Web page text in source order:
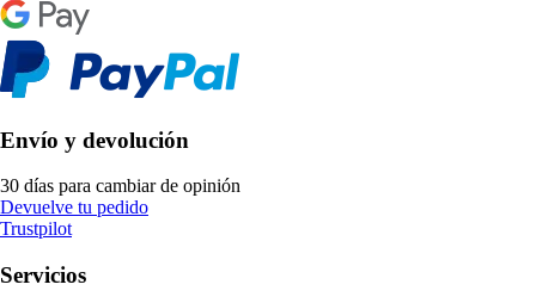
Envío y devolución
30 días para cambiar de opinión
Devuelve tu pedido
Trustpilot
Servicios